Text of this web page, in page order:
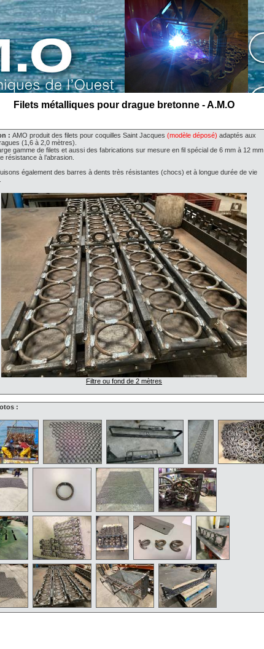
Filets métalliques pour drague bretonne - A.M.O
: AMO produit des filets pour coquilles Saint Jacques (modèle déposé) adaptés aux
(1,6 à 2,0 mètres).
gamme de filets et aussi des fabrications sur mesure en fil spécial de 6 mm à 12 mm
résistance à l’abrasion.
également des barres à dents très résistantes (chocs) et à longue durée de vie
Filtre ou fond de 2 mètres
: